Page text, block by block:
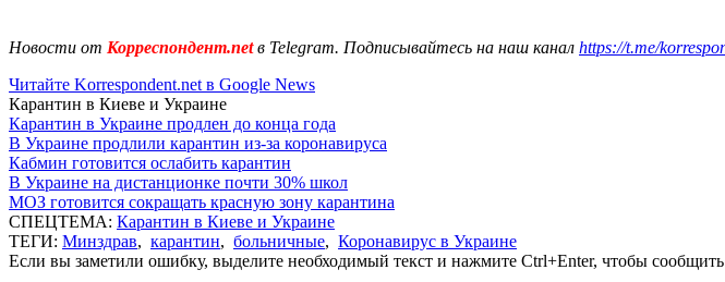
Новости от Корреспондент.netв Telegram. Подписывайтесь на наш канал https://t.me/
Читайте Korrespondent.net в Google News
Карантин в Киеве и Украине
Карантин в Украине продлен до конца года
В Украине продлили карантин из-за коронавируса
Кабмин готовится ослабить карантин
В Украине на дистанционке почти 30% школ
МОЗ готовится сокращать красную зону карантина
СПЕЦТЕМА: Карантин в Киеве и Украине
ТЕГИ: Минздрав, карантин, больничные, Коронавирус в Украине
Если вы заметили ошибку, выделите необходимый текст и нажмите Ctrl+Enter, чтобы